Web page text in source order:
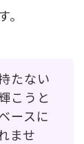
たない
こうと
ースに
ませ